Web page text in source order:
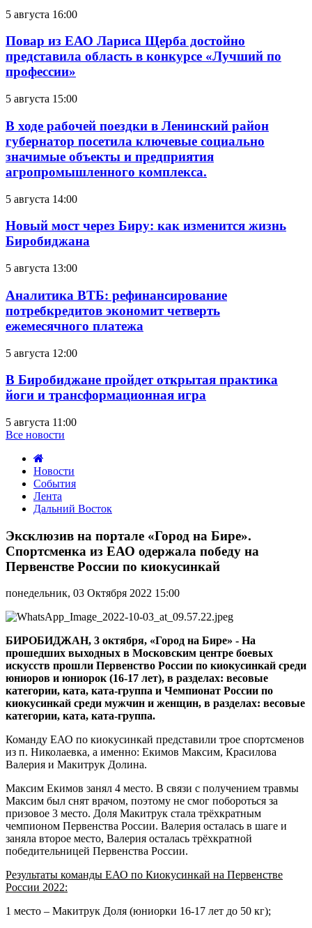
5 августа 16:00
Повар из ЕАО Лариса Щерба достойно
представила область в конкурсе «Лучший по
профессии»
5 августа 15:00
В ходе рабочей поездки в Ленинский район
губернатор посетила ключевые социально
значимые объекты и предприятия
агропромышленного комплекса.
5 августа 14:00
Новый мост через Биру: как изменится жизнь
Биробиджана
5 августа 13:00
Аналитика ВТБ: рефинансирование
потребкредитов экономит четверть
ежемесячного платежа
5 августа 12:00
В Биробиджане пройдет открытая практика
йоги и трансформационная игра
5 августа 11:00
Все новости
Новости
События
Лента
Дальний Восток
на
«Город
на
Спортсменка
ЕАО
победу
на
Первенстве
России
по
киокусинкай
Эксклюзив на портале «Город на Бире».
Спортсменка из ЕАО одержала победу на
Первенстве России по киокусинкай
понедельник, 03 Октября 2022 15:00
БИРОБИДЖАН, 3 октября, «Город на Бире» - На
прошедших выходных в Московским центре боевых
искусств прошли Первенство России по киокусинкай среди
юниоров и юниорок (16-17 лет), в разделах: весовые
категории, ката, ката-группа и Чемпионат России по
киокусинкай среди мужчин и женщин, в разделах: весовые
категории, ката, ката-группа.
Команду ЕАО по киокусинкай представили трое спортсменов
из п. Николаевка, а именно: Екимов Максим, Красилова
Валерия и Макитрук Долина.
Максим Екимов занял 4 место. В связи с получением травмы
Максим был снят врачом, поэтому не смог побороться за
призовое 3 место. Доля Макитрук стала трёхкратным
чемпионом Первенства России. Валерия осталась в шаге и
заняла второе место, Валерия осталась трёхкратной
победительницей Первенства России.
Результаты команды ЕАО по Киокусинкай на Первенстве
России 2022:
1 место – Макитрук Доля (юниорки 16-17 лет до 50 кг);